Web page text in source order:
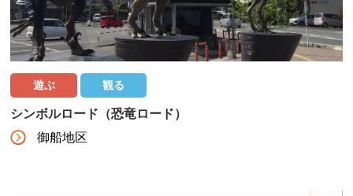
遊ぶ 観る
シンボルロード（恐竜ロード）
御船地区